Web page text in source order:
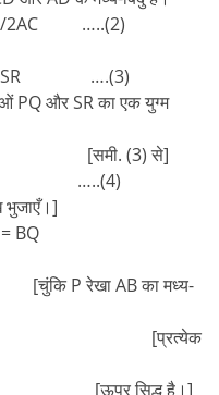
…..(2)
SR ….(3)
PQ और SR का एक युग्म
(3) से]
है …..(4)
BQ
AB का मध्य-
[प्रत्येक
सिद्ध है।]